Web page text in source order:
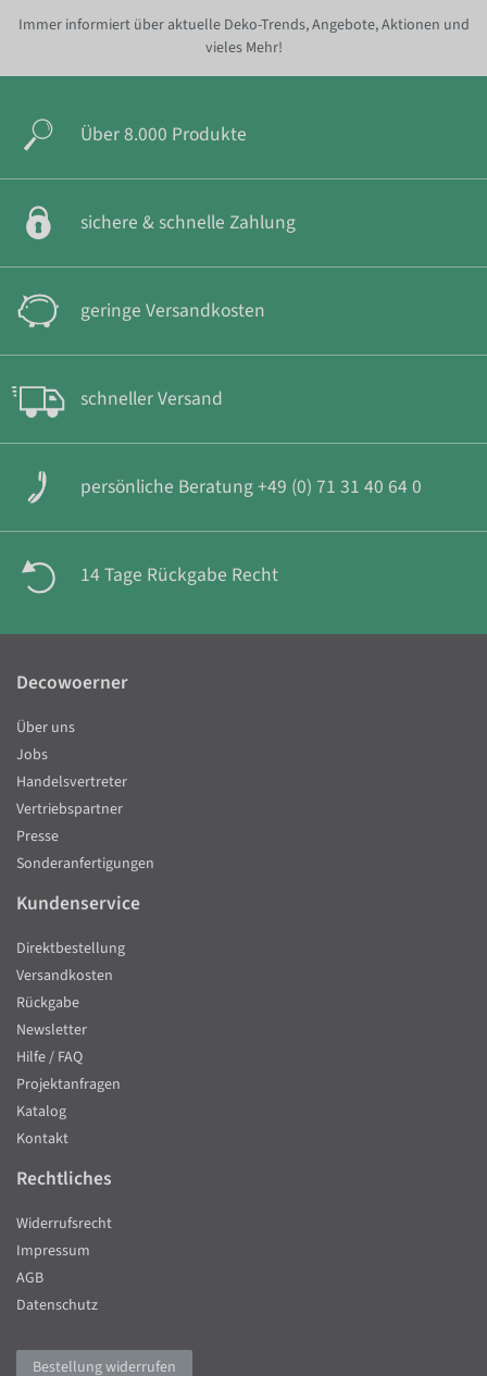
Immer informiert über aktuelle Deko-Trends, Angebote, Aktionen und
vieles Mehr!
Über 8.000 Produkte
sichere & schnelle Zahlung
geringe Versandkosten
schneller Versand
persönliche Beratung +49 (0) 71 31 40 64 0
14 Tage Rückgabe Recht
Decowoerner
Über uns
Jobs
Handelsvertreter
Vertriebspartner
Presse
Sonderanfertigungen
Kundenservice
Direktbestellung
Versandkosten
Rückgabe
Newsletter
Hilfe / FAQ
Projektanfragen
Katalog
Kontakt
Rechtliches
Widerrufsrecht
Impressum
AGB
Datenschutz
Bestellung widerrufen